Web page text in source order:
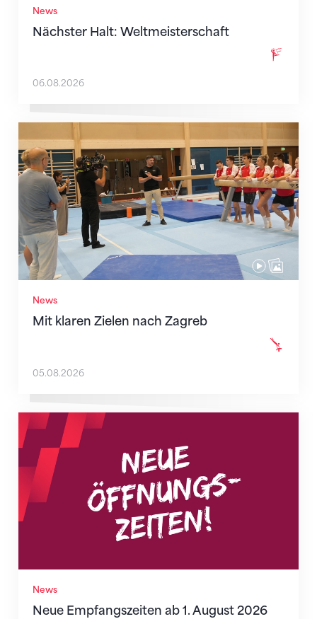
News
Nächster Halt: Weltmeisterschaft
06.08.2026
News
Mit klaren Zielen nach Zagreb
Mit klaren Zielen nach Zagreb
05.08.2026
News
Neue Empfangszeiten ab 1. August 2026
Neue Empfangszeiten ab 1. August 2026